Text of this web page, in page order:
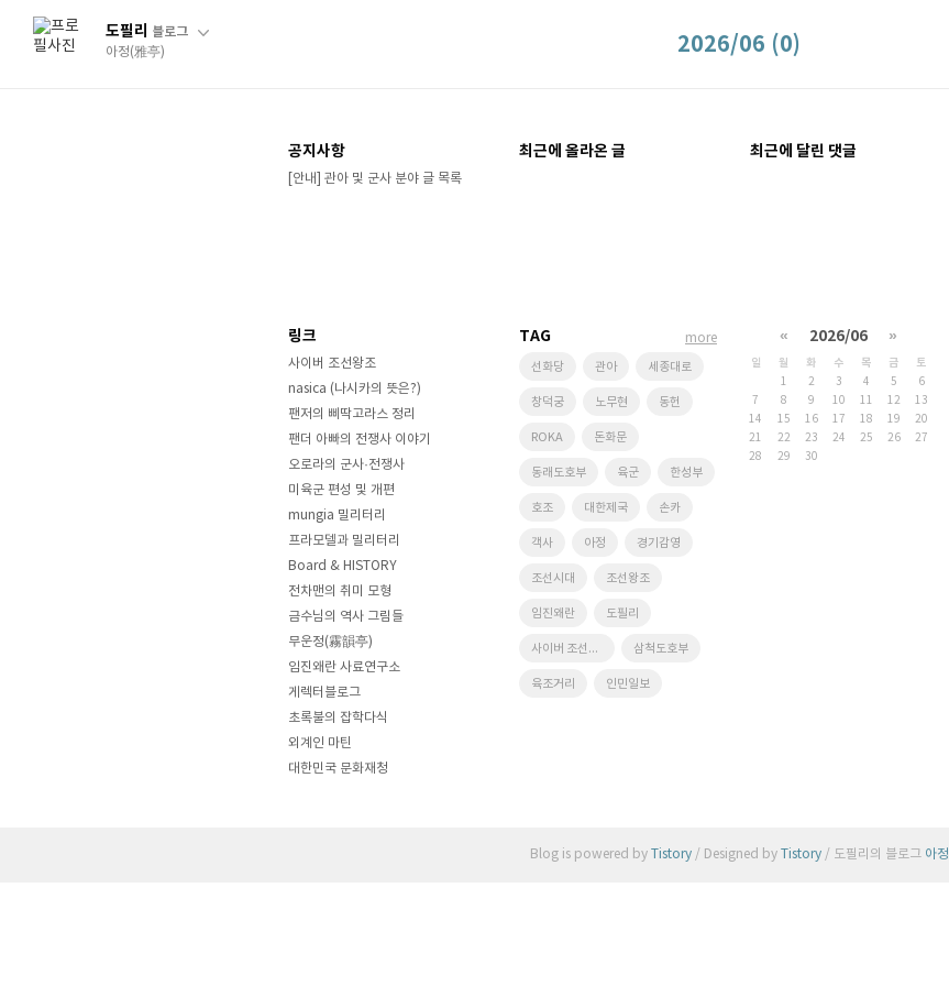
도필리 블로그
아정(雅亭) 2026/06 (0)
공지사항
[안내] 관아 및 군사 분야 글 목록
최근에 올라온 글 최근에 달린 댓글
링크
사이버 조선왕조
nasica (나시카의 뜻은?)
팬저의 삐딱고라스 정리
팬더 아빠의 전쟁사 이야기
오로라의 군사·전쟁사
미육군 편성 및 개편
mungia 밀리터리
프라모델과 밀리터리
Board & HISTORY
전차맨의 취미 모형
금수님의 역사 그림들
무운정(霧韻亭)
임진왜란 사료연구소
게렉터블로그
초록불의 잡학다식
외계인 마틴
대한민국 문화재청
TAG
선화당 관아 세종대로
창덕궁 노무현 동헌
ROKA 돈화문
동래도호부 육군 한성부
호조 대한제국 손카
객사 아정 경기감영
조선시대 조선왕조
임진왜란 도필리
사이버 조선왕조 삼척도호부
육조거리 인민일보
more « 2026/06 »
일 월 화 수 목 금
토
1
2 3 4 5
6
7
8 9 10 11 12
13
14
15 16 17 18 19
20
21
22 23 24 25 26
27
28
29 30
Blog is powered by Tistory/ Designed by Tistory/ 도필리의 블로그 아정